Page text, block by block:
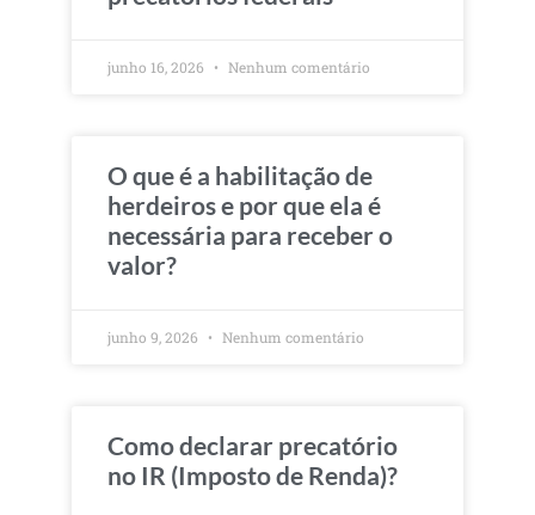
junho 16, 2026 Nenhum comentário
O que é a habilitação de
herdeiros e por que ela é
necessária para receber o
valor?
junho 9, 2026 Nenhum comentário
Como declarar precatório
no IR (Imposto de Renda)?